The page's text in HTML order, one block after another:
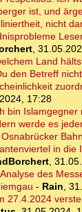
ist, und
nicht
,
Land
den Betreff
17:28
bin Islamgegner
werde es
in die
,
Analyse des
- Rain,
27.4.2024